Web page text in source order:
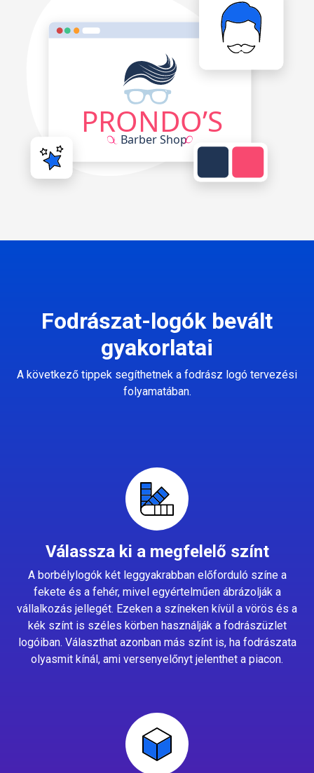
Fodrászat-logók bevált
gyakorlatai
A következő tippek segíthetnek a fodrász logó tervezési
folyamatában.
Válassza ki a megfelelő színt
A borbélylogók két leggyakrabban előforduló színe a
fekete és a fehér, mivel egyértelműen ábrázolják a
vállalkozás jellegét. Ezeken a színeken kívül a vörös és a
kék színt is széles körben használják a fodrászüzlet
logóiban. Választhat azonban más színt is, ha fodrászata
olyasmit kínál, ami versenyelőnyt jelenthet a piacon.